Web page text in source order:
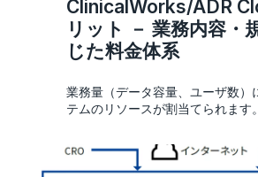
ClinicalWorks/ADR
リット － 業務内容・
じた料金体系
業務量（データ容量、ユーザ数）
テムのリソースが割当てられます。